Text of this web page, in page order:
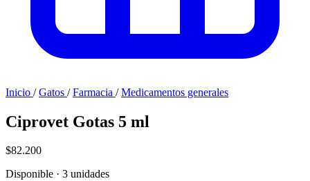
Inicio / Gatos / Farmacia / Medicamentos generales
Ciprovet Gotas 5 ml
$82.200
Disponible · 3 unidades